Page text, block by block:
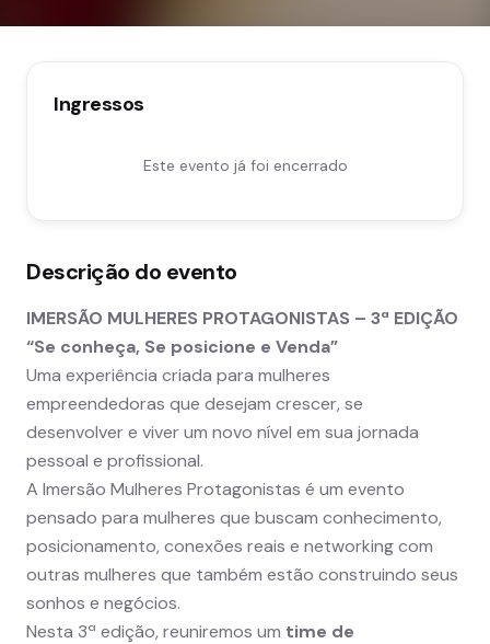
Ingressos
Este evento já foi encerrado
Descrição do evento
IMERSÃO MULHERES PROTAGONISTAS – 3ª EDIÇÃO
“Se conheça, Se posicione e Venda”
Uma experiência criada para mulheres
empreendedoras que desejam crescer, se
desenvolver e viver um novo nível em sua jornada
pessoal e profissional.
A Imersão Mulheres Protagonistas é um evento
pensado para mulheres que buscam conhecimento,
posicionamento, conexões reais e networking com
outras mulheres que também estão construindo seus
sonhos e negócios.
Nesta 3ª edição, reuniremos um time de